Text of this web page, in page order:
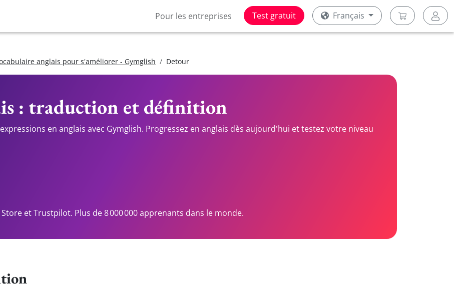
Pour les entreprises Test gratuit Français
anglais pour s'améliorer - Gymglish Detour
: traduction et définition
en anglais avec Gymglish. Progressez en anglais dès aujourd'hui et testez votre niveau
et Trustpilot. Plus de 8 000 000 apprenants dans le monde.